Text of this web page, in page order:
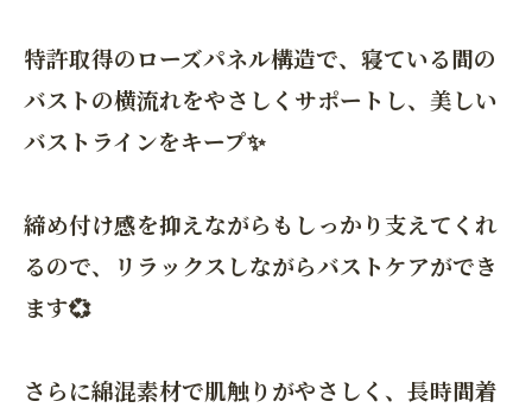
特許取得のローズパネル構造で、寝ている間の
バストの横流れをやさしくサポートし、美しい
バストラインをキープ✨
締め付け感を抑えながらもしっかり支えてくれ
るので、リラックスしながらバストケアができ
ます💞
さらに綿混素材で肌触りがやさしく、長時間着